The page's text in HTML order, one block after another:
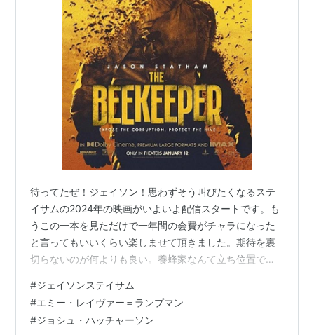
待ってたぜ！ジェイソン！思わずそう叫びたくなるステ
イサムの2024年の映画がいよいよ配信スタートです。も
うこの一本を見ただけで一年間の会費がチャラになった
と言ってもいいくらい楽しませて頂きました。期待を裏
切らないのが何よりも良い。養蜂家なんて立ち位置でど
もアップします。『ジョン・ウィック』をどことなく彷
彿させるような出来ではありますが、銃だけでなく身体
を駆使したアクションはジェイソンの真骨頂で驚きの中
#ジェイソンステイサム
#エミー・レイヴァー＝ランプマン
#ジョシュ・ハッチャーソン